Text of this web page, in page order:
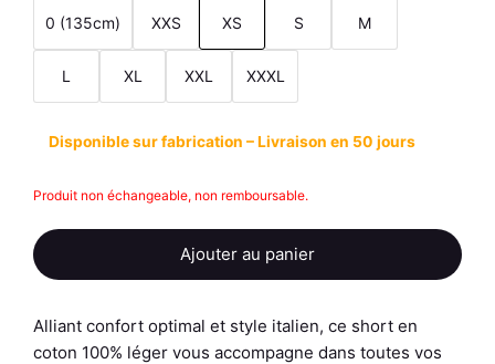
0 (135cm) XXS XS S M
L XL XXL XXXL
Disponible sur fabrication – Livraison en 50 jours
Produit non échangeable, non remboursable.
Ajouter au panier
Alliant confort optimal et style italien, ce short en
coton 100% léger vous accompagne dans toutes vos